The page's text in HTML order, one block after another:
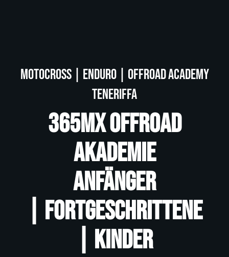
Motocross | Enduro | Offroad Academy
Teneriffa
365MX Offroad
Akademie
Anfänger
Fortgeschrittene
Kinder